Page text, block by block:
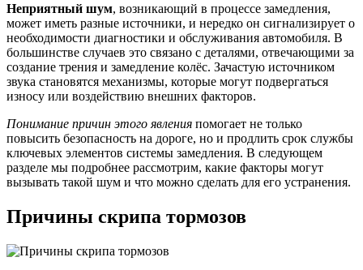
Неприятный шум, возникающий в процессе замедления,
может иметь разные источники, и нередко он сигнализирует о
необходимости диагностики и обслуживания автомобиля. В
большинстве случаев это связано с деталями, отвечающими за
создание трения и замедление колёс. Зачастую источником
звука становятся механизмы, которые могут подвергаться
износу или воздействию внешних факторов.
Понимание причин этого явления помогает не только
повысить безопасность на дороге, но и продлить срок службы
ключевых элементов системы замедления. В следующем
разделе мы подробнее рассмотрим, какие факторы могут
вызывать такой шум и что можно сделать для его устранения.
Причины скрипа тормозов